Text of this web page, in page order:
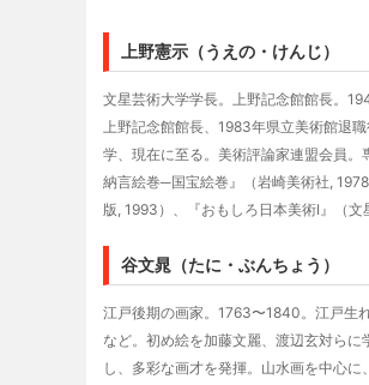
上野憲示（うえの・けんじ）
文星芸術大学学長。上野記念館館長。
上野記念館館長、1983年県立美術館退
学、現在に至る。美術評論家連盟会員
納言絵巻─国宝絵巻』（岩崎美術社,
版, 1993）、『おもしろ日本美術I』（文
谷文晁（たに・ぶんちょう）
江戸後期の画家。1763〜1840。江戸生
など。初め絵を加藤文麗、渡辺玄対ら
し、多彩な画才を発揮。山水画を中心